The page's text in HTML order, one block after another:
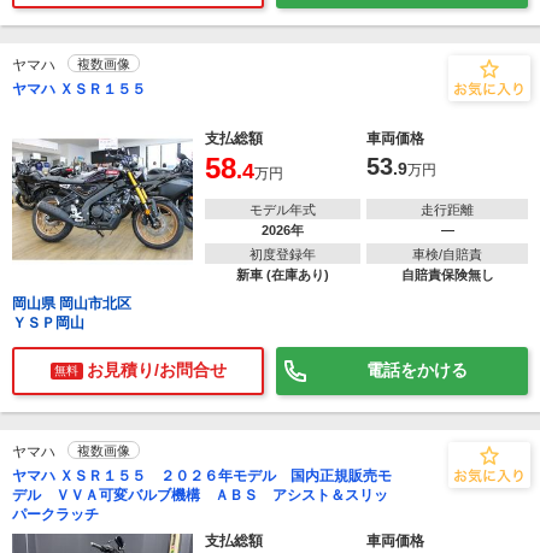
ヤマハ 複数画像
ヤマハ ＸＳＲ１５５
支払総額 車両価格
58.4万円 53.9万円
モデル年式
2026年
走行距離
―
初度登録年
新車 (在庫あり)
車検/自賠責
自賠責保険無し
岡山県 岡山市北区
ＹＳＰ岡山
無料 お見積り/お問合せ 電話をかける
ヤマハ 複数画像
ヤマハ ＸＳＲ１５５ ２０２６年モデル 国内正規販売モ
デル ＶＶＡ可変バルブ機構 ＡＢＳ アシスト＆スリッ
パークラッチ
支払総額
車両価格